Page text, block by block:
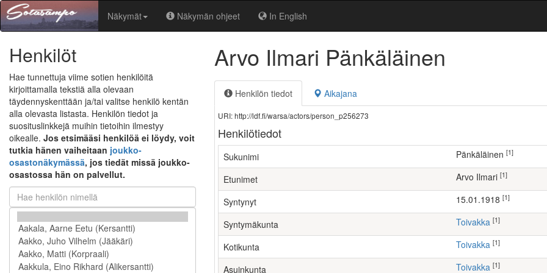
Näkymät Näkymän ohjeet In English
Henkilöt
Hae tunnettuja viime sotien henkilöitä
kirjoittamalla tekstiä alla olevaan
täydennyskenttään ja/tai valitse henkilö kentän
alla olevasta listasta. Henkilön tiedot ja
suosituslinkkejä muihin tietoihin ilmestyy
oikealle. Jos etsimääsi henkilöä ei löydy, voit
tutkia hänen vaiheitaan joukko-
osastonäkymässä, jos tiedät missä joukko-
osastossa hän on palvellut.
Arvo Ilmari Pänkäläinen
Henkilön tiedot Aikajana
URI: http://ldf.fi/warsa/actors/person_p256273
Henkilötiedot
Sukunimi Pänkäläinen [1]
Etunimet Arvo Ilmari [1]
Syntynyt 15.01.1918 [1]
Syntymäkunta Toivakka [1]
Kotikunta Toivakka [1]
Asuinkunta Toivakka [1]